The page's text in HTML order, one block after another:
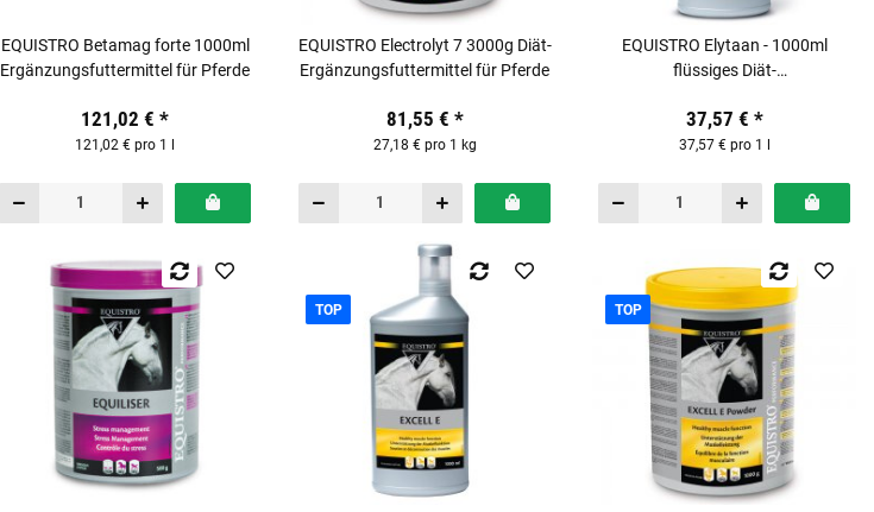
EQUISTRO Betamag forte 1000ml
Ergänzungsfuttermittel für Pferde
121,02 € *
121,02 € pro 1 l
EQUISTRO Electrolyt 7 3000g Diät-
Ergänzungsfuttermittel für Pferde
81,55 € *
27,18 € pro 1 kg
EQUISTRO Elytaan - 1000ml
flüssiges Diät-
37,57 € *
37,57 € pro 1 l
TOP TOP